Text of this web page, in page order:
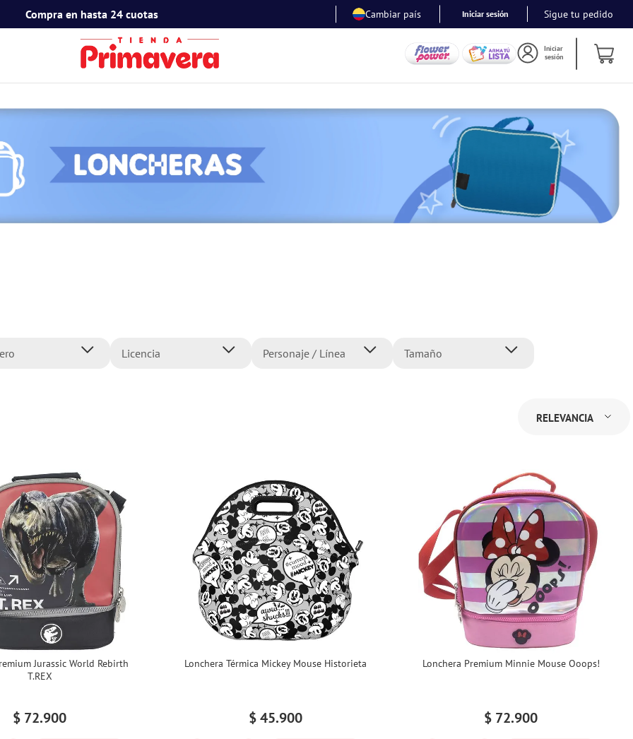
Compra en hasta 24 cuotas Cambiar país Iniciar sesión Sigue tu pedido
Iniciar
sesión
Licencia Personaje / Línea
Intensamente
Jurassic World
Marie
Mickey Mouse
Minnie Mouse
Mostrar 8 más
Tamaño
RELEVANCIA
Jurassic World Rebirth
T.REX
$ 72.900
Lonchera Térmica Mickey Mouse Historieta
$ 45.900
Lonchera Premium Minnie Mouse Ooops!
$ 72.900
MÁS BUSCADOS
.
toy story
.
termos
mafalda